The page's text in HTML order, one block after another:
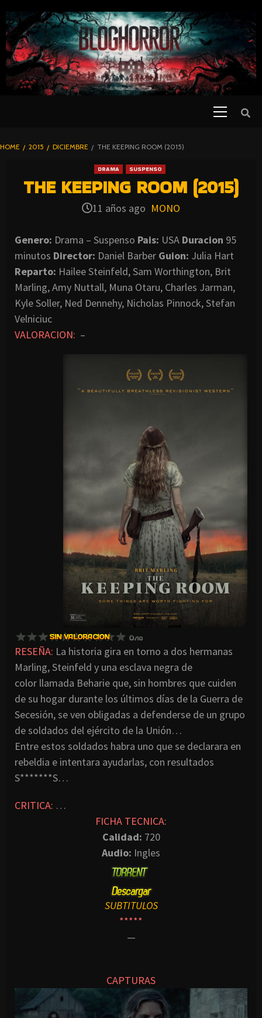
TO
CONTENT
BLOGHORROR
HOME 2015 DICIEMBRE THE KEEPING ROOM (2015)
DRAMA SUSPENSO
THE KEEPING ROOM (2015)
11 años ago MONO
Genero: Drama – Suspenso Pais: USA Duracion 95
minutos Director: Daniel Barber Guion: Julia Hart
Reparto: Hailee Steinfeld, Sam Worthington, Brit
Marling, Amy Nuttall, Muna Otaru, Charles Jarman,
Kyle Soller, Ned Dennehy, Nicholas Pinnock, Stefan
Velniciuc
VALORACION: –
RESEÑA: La historia gira en torno a dos hermanas
Marling, Steinfeld y una esclava negra de
color llamada Beharie que, sin hombres que cuiden
de su hogar durante los últimos días de la Guerra de
Secesión, se ven obligadas a defenderse de un grupo
de soldados del ejército de la Unión…
Entre estos soldados habra uno que se declarara en
rebeldia e intentara ayudarlas, con resultados
S*******S…
CRITICA: …
FICHA TECNICA:
Calidad: 720
Audio: Ingles
SUBTITULOS
*****
—
CAPTURAS